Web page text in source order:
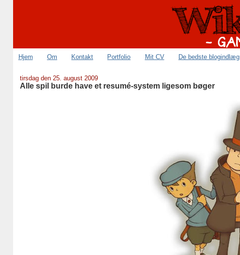
Hjem Om Kontakt Portfolio Mit CV De bedste blogindlæg
tirsdag den 25. august 2009
Alle spil burde have et resumé-system ligesom bøger